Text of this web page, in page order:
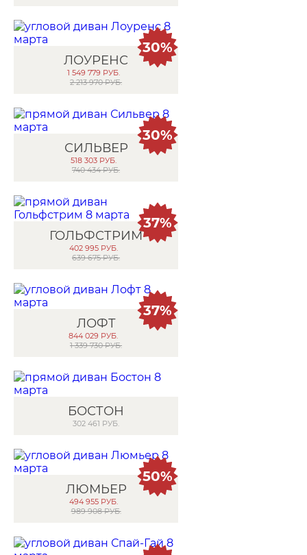
ЛОУРЕНС
1 549 779 РУБ.
2 213 970 РУБ.
30%
СИЛЬВЕР
518 303 РУБ.
740 434 РУБ.
30%
ГОЛЬФСТРИМ
402 995 РУБ.
639 675 РУБ.
37%
ЛОФТ
844 029 РУБ.
1 339 730 РУБ.
37%
БОСТОН
302 461 РУБ.
ЛЮМЬЕР
494 955 РУБ.
989 908 РУБ.
50%